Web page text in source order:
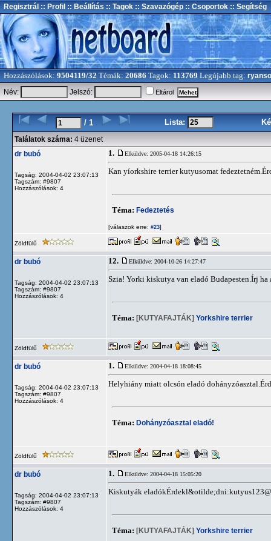
Regisztrál :: Profil :: Beállítás :: Tagok :: Szavazógép :: Csoportok :: Segítség
Hozzászólások: 9504119/32 Témák: 20686 Tagok: 113769 Legújabb tag:
Név:
Jelszó: Eltárol
/ 1 Lista:
Találatok száma: 4 üzenet
dr bubó
Tagság: 2004-04-02 23:07:13
Tagszám: #9807
Hozzászólások: 4
1. Elküldve: 2005-04-18 14:26:15
Kan yíorkshire terrier kutyusomat
Téma: Fedeztetés
[válaszok erre: #23]
Zöldfülű
dr bubó
Tagság: 2004-04-02 23:07:13
Tagszám: #9807
Hozzászólások: 4
12. Elküldve: 2004-10-26 14:27:47
Szia! Yorki kiskutya van eladó Budapesten.Írj ha
Téma: [KUTYAFAJTÁK] Yorkshire terrier
Zöldfülű
dr bubó
Tagság: 2004-04-02 23:07:13
Tagszám: #9807
Hozzászólások: 4
1. Elküldve: 2004-04-18 18:08:45
Helyhiány miatt olcsón eladó
Téma: Dohányzóasztal eladó!
Zöldfülű
dr bubó
Tagság: 2004-04-02 23:07:13
Tagszám: #9807
Hozzászólások: 4
1. Elküldve: 2004-04-18 15:05:20
Kiskutyák eladókÉrdekl&otilde;dni:
Téma: [KUTYAFAJTÁK] Yorkshire terrier